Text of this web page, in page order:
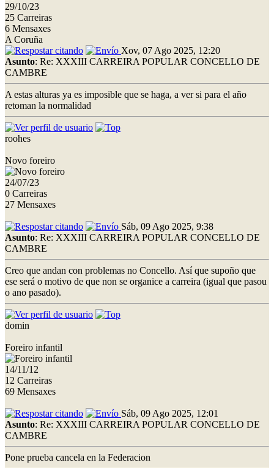
29/10/23
25 Carreiras
6 Mensaxes
A Coruña
Xov, 07 Ago 2025, 12:20
Asunto: Re: XXXIII CARREIRA POPULAR CONCELLO DE
CAMBRE
A estas alturas ya es imposible que se haga, a ver si para el año
retoman la normalidad
roohes
Novo foreiro
24/07/23
0 Carreiras
27 Mensaxes
Sáb, 09 Ago 2025, 9:38
Asunto: Re: XXXIII CARREIRA POPULAR CONCELLO DE
CAMBRE
Creo que andan con problemas no Concello. Así que supoño que
ese será o motivo de que non se organice a carreira (igual que pasou
o ano pasado).
domin
Foreiro infantil
14/11/12
12 Carreiras
69 Mensaxes
Sáb, 09 Ago 2025, 12:01
Asunto: Re: XXXIII CARREIRA POPULAR CONCELLO DE
CAMBRE
Pone prueba cancela en la Federacion